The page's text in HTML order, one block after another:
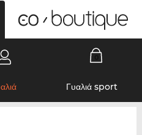
Γυαλιά sport